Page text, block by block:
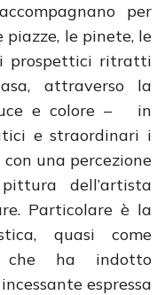
per
le pinete, le
prospettici ritratti
attraverso la
e colore – in
e straordinari i
una percezione
dell’artista
Particolare è la
quasi come
che ha indotto
espressa